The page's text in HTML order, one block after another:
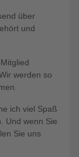
über
und
werden so
ich viel Spaß
Und wenn Sie
Sie uns